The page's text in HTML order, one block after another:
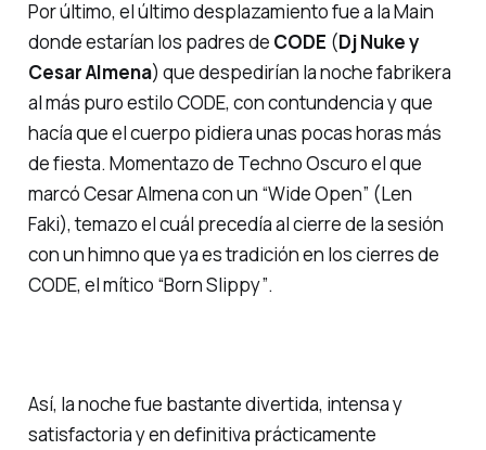
Por último, el último desplazamiento fue a la Main
donde estarían los padres de CODE (Dj Nuke y
Cesar Almena) que despedirían la noche fabrikera
al más puro estilo CODE, con contundencia y que
hacía que el cuerpo pidiera unas pocas horas más
de fiesta. Momentazo de Techno Oscuroel que
marcó Cesar Almena con un “Wide Open” (Len
Faki), temazo el cuál precedía al cierre de la sesión
con un himno que ya es tradición en los cierres de
CODE, el mítico “Born Slippy”.
Así, la noche fue bastante divertida, intensa y
satisfactoria y en definitiva prácticamente